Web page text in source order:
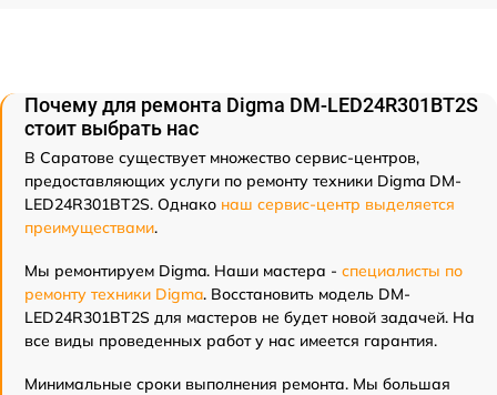
Почему для ремонта Digma DM-LED24R301BT2S
стоит выбрать нас
В Саратове существует множество сервис-центров,
предоставляющих услуги по ремонту техники Digma DM-
LED24R301BT2S. Однако наш сервис-центр выделяется
преимуществами.
Мы ремонтируем Digma. Наши мастера - специалисты по
ремонту техники Digma. Восстановить модель DM-
LED24R301BT2S для мастеров не будет новой задачей. На
все виды проведенных работ у нас имеется гарантия.
Минимальные сроки выполнения ремонта. Мы большая